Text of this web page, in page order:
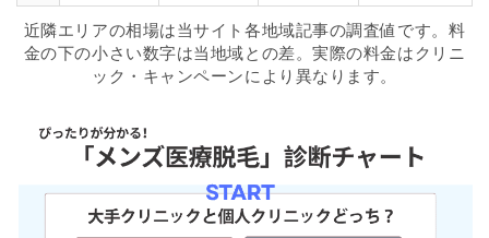
近隣エリアの相場は当サイト各地域記事の調査値です。料
金の下の小さい数字は当地域との差。実際の料金はクリニ
ック・キャンペーンにより異なります。